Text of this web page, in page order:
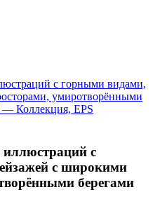
с
с широкими
берегами